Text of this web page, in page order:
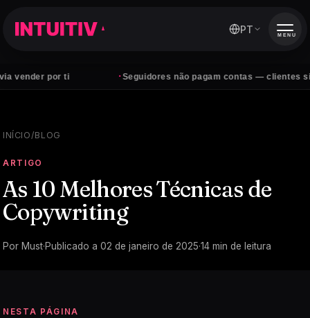
ti · Seguidores não pagam contas — clientes sim
PT MENU
INÍCIO/BLOG
ARTIGO
As 10 Melhores Técnicas de
Copywriting
Por Must·Publicado a 02 de janeiro de 2025·14 min de leitura
NESTA PÁGINA